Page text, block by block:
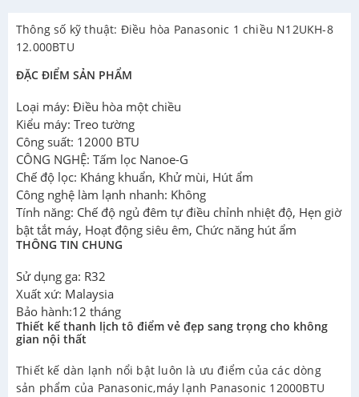
Thông số kỹ thuật: Điều hòa Panasonic 1 chiều N12UKH-8
12.000BTU
ĐẶC ĐIỂM SẢN PHẨM
Loại máy: Điều hòa một chiều
Kiểu máy: Treo tường
Công suất: 12000 BTU
CÔNG NGHỆ: Tấm lọc Nanoe-G
Chế độ lọc: Kháng khuẩn, Khử mùi, Hút ẩm
Công nghệ làm lạnh nhanh: Không
Tính năng: Chế độ ngủ đêm tự điều chỉnh nhiệt độ, Hẹn giờ
bật tắt máy, Hoạt động siêu êm, Chức năng hút ẩm
THÔNG TIN CHUNG
Sử dụng ga: R32
Xuất xứ: Malaysia
Bảo hành:12 tháng
Thiết kế thanh lịch tô điểm vẻ đẹp sang trọng cho không
gian nội thất
Thiết kế dàn lạnh nổi bật luôn là ưu điểm của các dòng
sản phẩm của Panasonic,máy lạnh Panasonic 12000BTU